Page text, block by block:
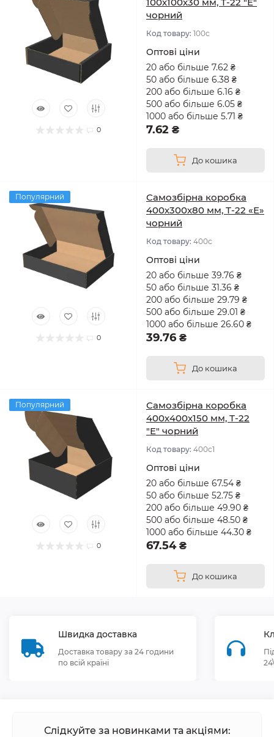
0
чорний
Код товару: 100с
Оптові ціни
20 або більше 7.62 ₴
50 або більше 6.38 ₴
200 або більше 6.16 ₴
500 або більше 6.05 ₴
1000 або більше 5.71 ₴
7.62 ₴
До кошика
Популярний
0
Самозбірна коробка
400х300х80 мм, Т-22 «Е»
чорний
Код товару: 400с
Оптові ціни
20 або більше 39.76 ₴
50 або більше 31.36 ₴
200 або більше 29.79 ₴
500 або більше 29.01 ₴
1000 або більше 26.60 ₴
39.76 ₴
До кошика
Популярний
0
Самозбірна коробка
400х400х150 мм, Т-22
"Е" чорний
Код товару: 400с1
Оптові ціни
20 або більше 67.54 ₴
50 або більше 52.75 ₴
200 або більше 49.90 ₴
500 або більше 48.50 ₴
1000 або більше 44.30 ₴
67.54 ₴
До кошика
Швидка доставка
Доставка товару за 24 години
по всій країні
Слідкуйте за новинками та акціями: